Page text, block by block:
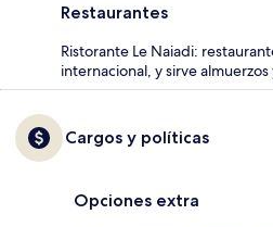
Restaurantes
Ristorante Le Naiadi:
internacional, y sirve
Cargos y políticas
Opciones extra